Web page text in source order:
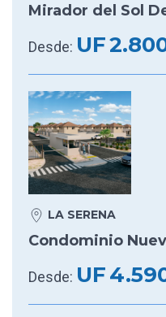
Mirador del Sol
Desde: UF
LA SERENA
Condominio
Desde: UF